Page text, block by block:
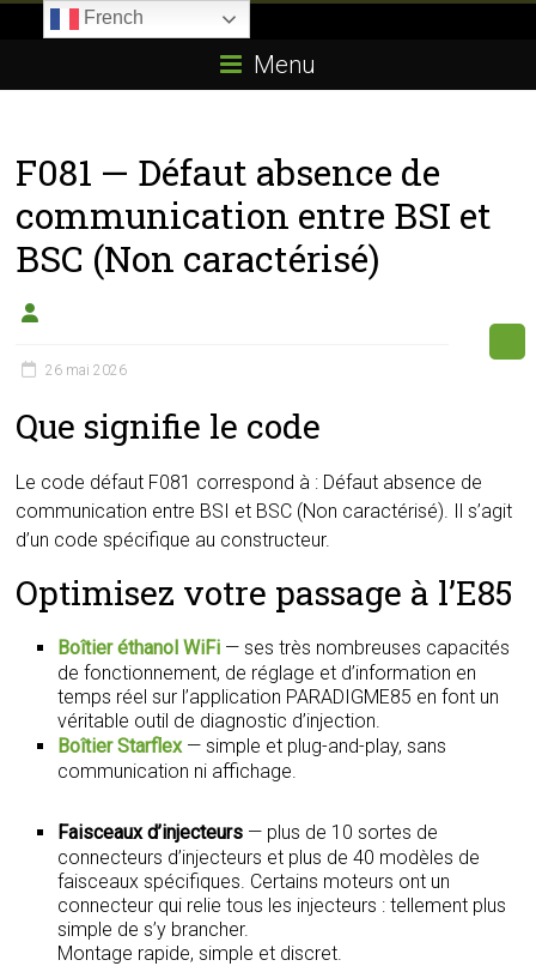
E85.com
passion
boîtier
éthanol
Menu
F081 — Défaut absence de
communication entre BSI et
BSC (Non caractérisé)
26 mai 2026
Que signifie le code
Le code défaut F081 correspond à : Défaut absence de
communication entre BSI et BSC (Non caractérisé). Il s’agit
d’un code spécifique au constructeur.
Optimisez votre passage à l’E85
Boîtier éthanol WiFi — ses très nombreuses capacités
de fonctionnement, de réglage et d’information en
temps réel sur l’application PARADIGME85 en font un
véritable outil de diagnostic d’injection.
Boîtier Starflex— simple et plug-and-play, sans
communication ni affichage.
Faisceaux d’injecteurs — plus de 10 sortes de
connecteurs d’injecteurs et plus de 40 modèles de
faisceaux spécifiques. Certains moteurs ont un
connecteur qui relie tous les injecteurs : tellement plus
simple de s’y brancher.
Montage rapide, simple et discret.
French